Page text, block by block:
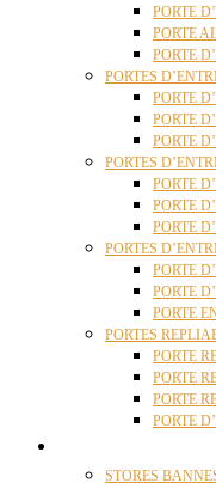
PORTE
PORTE
PORTE
PORTES
PORTE
PORTE
PORTE
PORTES
PORTE
PORTE
PORTE
PORTES
PORTE
PORTE
PORTE
PORTES
PORTE
PORTE
PORTE
PORTE
STORES